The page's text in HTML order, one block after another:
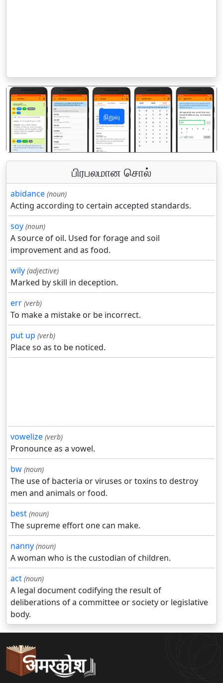
நிறுவு
पिछला अगला
பிரபலமான சொல்
abidance (noun)
Acting according to certain accepted standards.
soy (noun)
A source of oil. Used for forage and soil
improvement and as food.
wily (adjective)
Marked by skill in deception.
err (verb)
To make a mistake or be incorrect.
put up (verb)
Place so as to be noticed.
vowelize (verb)
Pronounce as a vowel.
bw (noun)
The use of bacteria or viruses or toxins to destroy
men and animals or food.
best (noun)
The supreme effort one can make.
nanny (noun)
A woman who is the custodian of children.
act (noun)
A legal document codifying the result of
deliberations of a committee or society or legislative
body.